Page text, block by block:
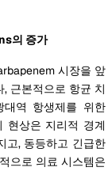
의 증가
시장을 앞
근본적으로 항균 치
역 항생제를 위한
현상은 지리적 경계
고, 동등하고 긴급한
으로 의료 시스템은